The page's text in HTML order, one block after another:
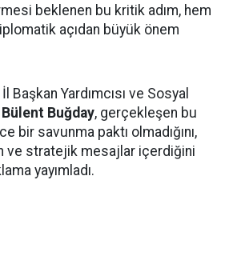
beklenen bu kritik adım, hem
açıdan büyük önem
Başkan Yardımcısı ve Sosyal
Bülent Buğday, gerçekleşen bu
bir savunma paktı olmadığını,
ve stratejik mesajlar içerdiğini
yayımladı.